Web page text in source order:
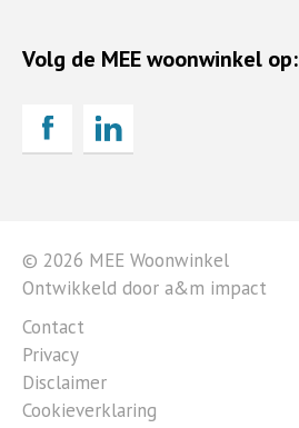
Volg de MEE woonwinkel op:
© 2026 MEE Woonwinkel
Ontwikkeld door a&m impact
Contact
Privacy
Disclaimer
Cookieverklaring